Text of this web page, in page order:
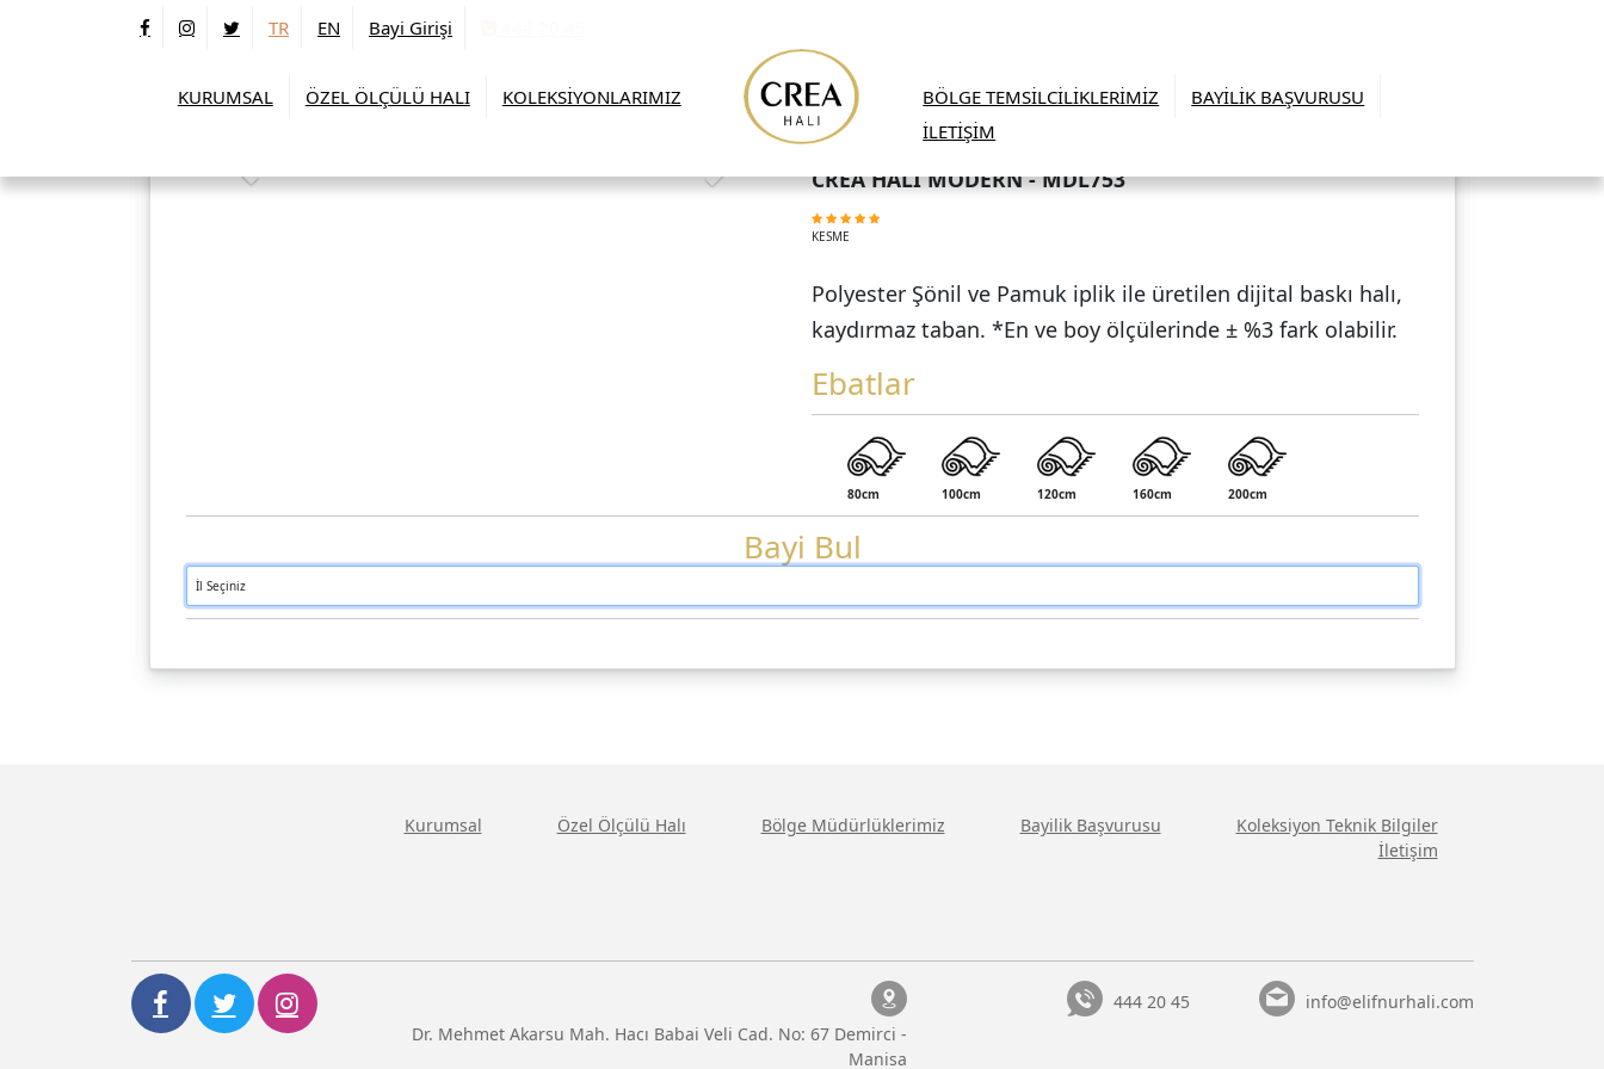
TR EN Bayi Girişi
KURUMSAL ÖZEL ÖLÇÜLÜ HALI KOLEKSİYONLARIMIZ BÖLGE TEMSİLCİLİKLERİMİZ
BAYİLİK BAŞVURUSU
İLETİŞİM
CREA HALI MODERN - MDL753
KESME
Polyester Şönil ve Pamuk iplik ile üretilen dijital baskı halı,
kaydırmaz taban. *En ve boy ölçülerinde ± %3 fark olabilir.
Ebatlar
80cm 100cm 120cm 160cm 200cm
Bayi Bul
Kurumsal Özel Ölçülü Halı Bölge Müdürlüklerimiz Bayilik Başvurusu
Koleksiyon Teknik Bilgiler
İletişim
Dr. Mehmet Akarsu Mah. Hacı Babai Veli Cad. No: 67 Demirci -
Manisa
444 20 45 info@elifnurhali.com